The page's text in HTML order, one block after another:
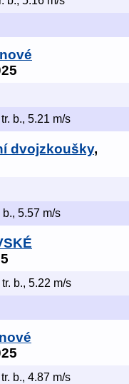
b., 5.21 m/s
dvojzkoušky,
b., 5.57 m/s
b., 5.22 m/s
b., 4.87 m/s